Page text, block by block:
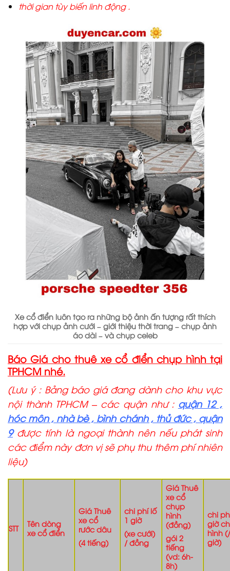
thời gian tùy biến linh động .
Xe cổ điển luôn tạo ra những bộ ảnh ấn tượng rất thích
hợp với chụp ảnh cưới – giới thiệu thời trang – chụp ảnh
áo dài – và chụp celeb
Báo Giá cho thuê xe cổ điển chụp hình tại
TPHCM nhé.
(Lưu ý : Bảng báo giá đang dành cho khu vực
nội thành TPHCM – các quận như : quận 12 ,
hóc môn , nhà bè , bình chánh , thủ đức , quận
9được tính là ngoại thành nên nếu phát sinh
các điểm này đơn vị sẽ phụ thu thêm phí nhiên
liệu)
STT
Tên dòng
xe cổ điển
Giá Thuê
xe cổ
rước dâu
(4 tiếng)
chi phí lố
1 giờ
(xe cưới)
/ đồng
Giá Thuê
xe cổ
chụp
hình
(đồng)
gói 2
tiếng
(vd: 6h-
8h)
chi
giờ
hình
giờ)